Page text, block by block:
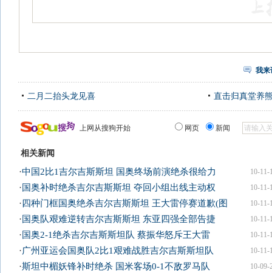
我来
二月二抬头龙见喜 直击归真堂养
上网从搜狗开始 网页 新闻
相关新闻
10-11-
·中国2比1吉尔吉斯斯坦 国奥终场前演绝杀很给力
10-11-
· 国奥补时绝杀吉尔吉斯斯坦 夺回小组出线主动权
10-11-
· 四种门框国奥绝杀吉尔吉斯斯坦 王大雷停赛道歉(图
10-11-
· 国奥队艰难逆转吉尔吉斯斯坦 东亚四强全部告捷
10-11-
· 国奥2-1绝杀吉尔吉斯斯坦队 蔡振华怒斥王大雷
10-11-
·广州亚运会国奥队2比1艰难战胜吉尔吉斯斯坦队
10-09-
·斯坦中楣妖锋补时绝杀 国米客场0-1不敌罗马队